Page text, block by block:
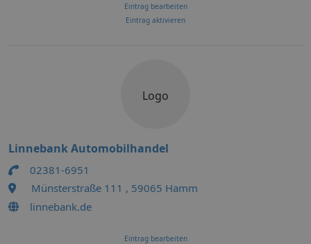
Eintrag bearbeiten
Eintrag aktivieren
Logo
Linnebank Automobilhandel
02381-6951
Münsterstraße 111 , 59065 Hamm
linnebank.de
Eintrag bearbeiten